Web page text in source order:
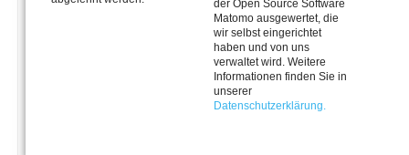
Außerdem sind wir mit der literarisch-
musikalischen Veranstaltung "Zeit - die
große Unbekannte" am 30. August, 17:00
Versöhnungskirche in Strümp aktiv am
Meerbuscher KunstSommer beteiligt.
der Open Source Software
Matomo ausgewertet, die
wir selbst eingerichtet
haben und von uns
verwaltet wird. Weitere
Informationen finden Sie in
unserer
Datenschutzerklärung.